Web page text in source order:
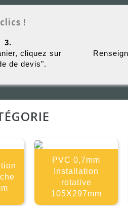
!
3.
cliquez sur
de devis".
PVC 0,7mm
Installation
rotative
105X297mm